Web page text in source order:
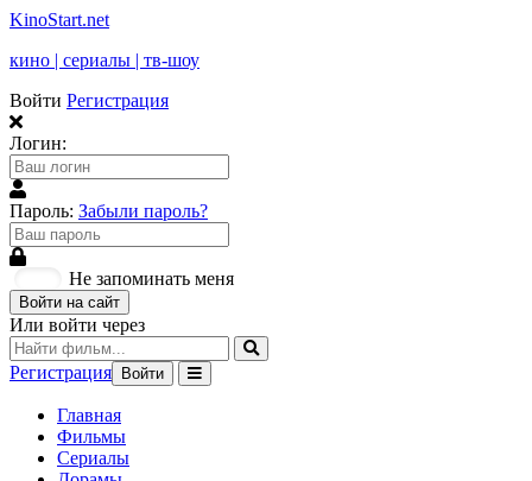
KinoStart.net
кино | сериалы | тв-шоу
Войти Регистрация
Логин:
Пароль: Забыли пароль?
Не запоминать меня
Войти на сайт
Или войти через
Регистрация Войти
Главная
Фильмы
Сериалы